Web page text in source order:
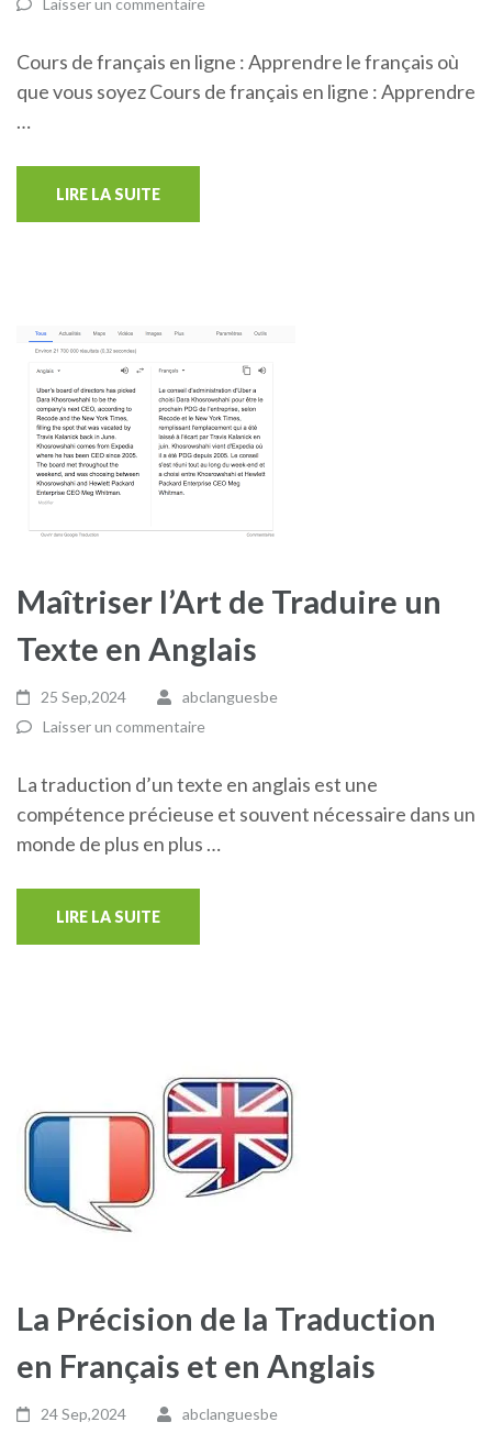
Laisser un commentaire
Cours de français en ligne : Apprendre le français où
que vous soyez Cours de français en ligne : Apprendre
…
LIRE LA SUITE
Maîtriser l’Art de Traduire un
Texte en Anglais
25 Sep,2024
abclanguesbe
Laisser un commentaire
La traduction d’un texte en anglais est une
compétence précieuse et souvent nécessaire dans un
monde de plus en plus …
LIRE LA SUITE
La Précision de la Traduction
en Français et en Anglais
24 Sep,2024
abclanguesbe